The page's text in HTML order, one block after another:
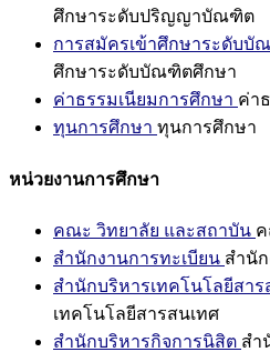
ศึกษาระดับปริญญาบัณฑิต
การสมัครเข้าศึกษาระดับบั
ศึกษาระดับบัณฑิตศึกษา
ค่าธรรมเนียมการศึกษา ค่า
ทุนการศึกษา ทุนการศึกษา
หน่วยงานการศึกษา
คณะ วิทยาลัย และสถาบัน
สำนักงานการทะเบียน สำนั
สำนักบริหารเทคโนโลยีสาร
เทคโนโลยีสารสนเทศ
สำนักบริหารกิจการนิสิต สำ